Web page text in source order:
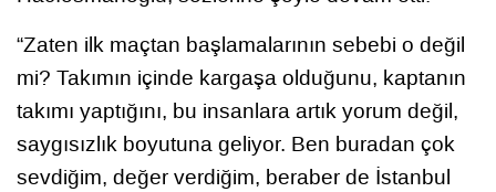
“Zaten ilk maçtan başlamalarının sebebi o değil
mi? Takımın içinde kargaşa olduğunu, kaptanın
takımı yaptığını, bu insanlara artık yorum değil,
saygısızlık boyutuna geliyor. Ben buradan çok
sevdiğim, değer verdiğim, beraber de İstanbul